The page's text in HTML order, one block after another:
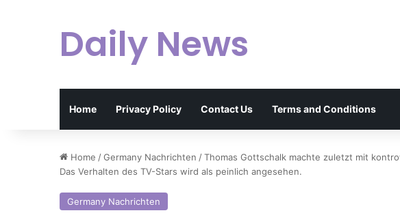
Daily News
Home Privacy Policy Contact Us Terms and Conditions
Home /Germany Nachrichten /Thomas Gottschalk machte zuletzt mit
Das Verhalten des TV-Stars wird als peinlich angesehen.
Germany Nachrichten